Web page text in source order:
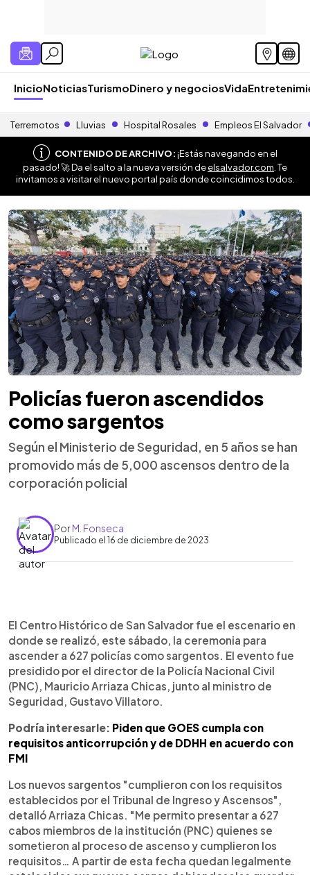
InicioNoticiasTurismoDinero y negociosVida
Terremotos Lluvias Hospital Rosales Empleos El Salvador
CONTENIDO DE ARCHIVO:¡Estás navegando en el
pasado! 🚀 Da el salto a la nueva versión deelsalvador.com . Te
invitamos a visitar el nuevo portal país donde coincidimos todos.
Policías fueron ascendidos
como sargentos
Según el Ministerio de Seguridad, en 5 años se han
promovido más de 5,000 ascensos dentro de la
corporación policial
PorM. Fonseca
Publicado el 16 de diciembre de 2023
Escuchar artículo
El Centro Histórico de San Salvador fue el escenario en
donde se realizó, este sábado, la ceremonia para
ascender a 627 policías como sargentos. El evento fue
presidido por el director de la Policía Nacional Civil
(PNC), Mauricio Arriaza Chicas, junto al ministro de
Seguridad, Gustavo Villatoro.
Podría interesarle: Piden que GOES cumpla con
requisitos anticorrupción y de DDHH en acuerdo con
FMI
Los nuevos sargentos "cumplieron con los requisitos
establecidos por el Tribunal de Ingreso y Ascensos",
detalló Arriaza Chicas. "Me permito presentar a 627
cabos miembros de la institución (PNC) quienes se
sometieron al proceso de ascenso y cumplieron los
requisitos… A partir de esta fecha quedan legalmente